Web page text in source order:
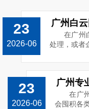
23
2026-06
在广州
处理，或者
23
2026-06
在广
会囤积各